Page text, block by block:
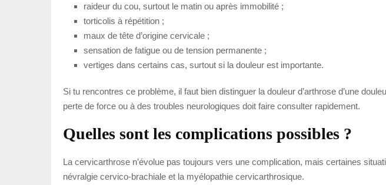
raideur du cou, surtout le matin ou après immobilité ;
torticolis à répétition ;
maux de tête d’origine cervicale ;
sensation de fatigue ou de tension permanente ;
vertiges dans certains cas, surtout si la douleur est importante.
Si tu rencontres ce problème, il faut bien distinguer la douleur d’arthrose d’une
perte de force ou à des troubles neurologiques doit faire consulter rapidement.
Quelles sont les complications possibles ?
La cervicarthrose n’évolue pas toujours vers une complication, mais certaines
névralgie cervico-brachiale et la myélopathie cervicarthrosique.